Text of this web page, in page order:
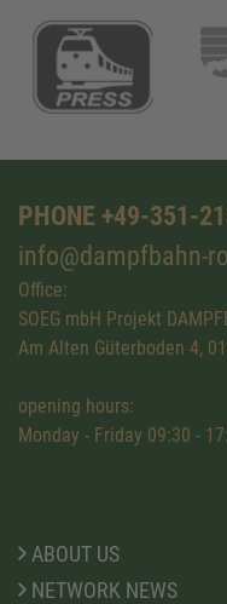
PHONE +49-351-
info@dampfbahn-
Office:
SOEG mbH Projekt
Am Alten Güterboden 4,
opening hours:
Monday - Friday 09:30 -
ABOUT US
NETWORK NEWS